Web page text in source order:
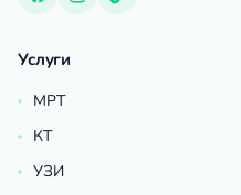
Услуги
МРТ
КТ
УЗИ